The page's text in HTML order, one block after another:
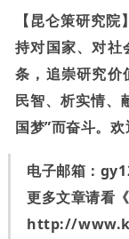
【昆仑策研究
持对国家、对社
条，追崇研究价
民智、析实情、
国梦”而奋斗。欢
电子邮箱：
更多文章请看
http://